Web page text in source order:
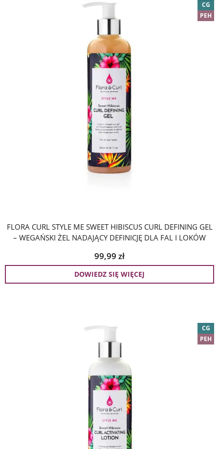
CG
PEH
FLORA CURL STYLE ME SWEET HIBISCUS CURL DEFINING GEL
– WEGAŃSKI ŻEL NADAJĄCY DEFINICJĘ DLA FAL I LOKÓW
99,99 zł
DOWIEDZ SIĘ WIĘCEJ
CG
PEH